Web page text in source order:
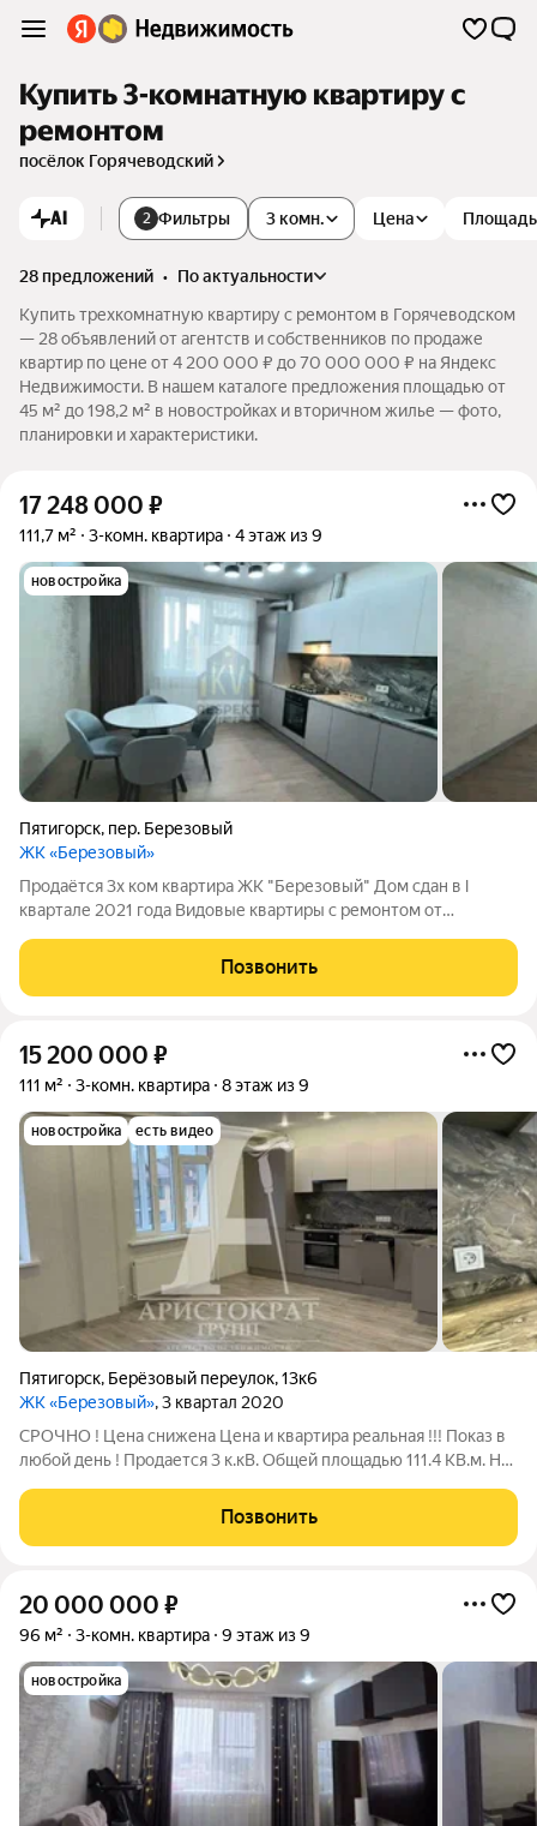
Купить 3-комнатную квартиру с
ремонтом
посёлок Горячеводский
AI 2 Фильтры 3 комн. Цена Площадь
28 предложений •
по актуальности
Купить трехкомнатную квартиру с ремонтом в Горячеводском
— 28 объявлений от агентств и собственников по продаже
квартир по цене от 4 200 000 ₽ до 70 000 000 ₽ на Яндекс
Недвижимости. В нашем каталоге предложения площадью от
45 м² до 198,2 м² в новостройках и вторичном жилье — фото,
планировки и характеристики.
17 248 000 ₽
111,7 м² 3-комн. квартира 4 этаж из 9
новостройка
Пятигорск, пер. Березовый
ЖК «Березовый»
Продаётся 3х ком квартира ЖК "Березовый" Дом сдан в l
квартале 2021 года Видовые квартиры с ремонтом от
двери - кухонный гарнитур и сплит-системы - санузел отделан
плиткой + сантехника В
Позвонить
15 200 000 ₽
111 м² 3-комн. квартира 8 этаж из 9
новостройка есть видео
Пятигорск, Берёзовый переулок,13к6
ЖК «Березовый», 3 квартал 2020
СРОЧНО ! Цена снижена Цена и квартира реальная !!! Показ в
любой день ! Продается 3 к.кВ. Общей площадью 111.4 КВ.м. На
квартире выполнен современный и очень качественный
ремонт,
Позвонить
20 000 000 ₽
96 м² 3-комн. квартира 9 этаж из 9
новостройка